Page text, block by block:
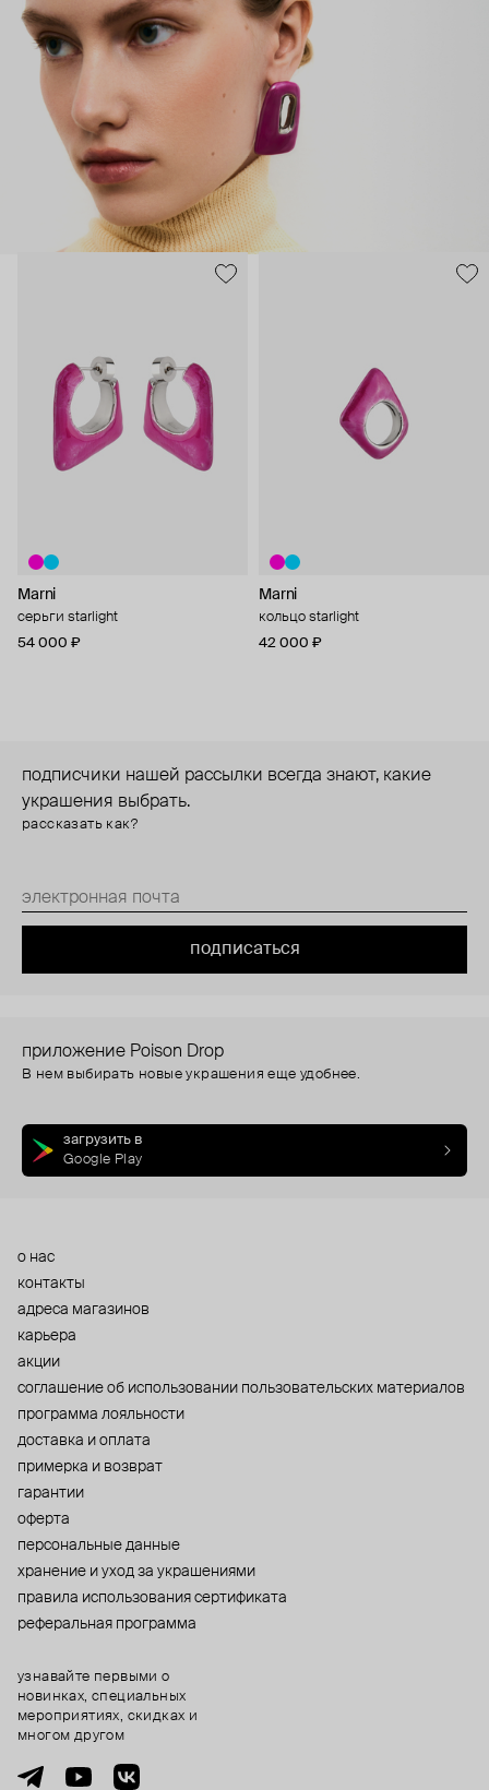
молодыми художниками привносят в него новые штрихи.
Marni
серьги starlight
54 000 ₽
Marni
кольцо starlight
42 000 ₽
подписчики нашей рассылки всегда знают, какие
украшения выбрать.
рассказать как?
подписаться
приложение Poison Drop
В нем выбирать новые украшения еще удобнее.
загрузить в
Google Play
о нас
контакты
адреса магазинов
карьера
акции
cоглашение об использовании пользовательских материалов
программа лояльности
доставка и оплата
примерка и возврат
гарантии
оферта
персональные данные
хранение и уход за украшениями
правила использования сертификата
реферальная программа
узнавайте первыми о
новинках, специальных
мероприятиях, скидках и
многом другом